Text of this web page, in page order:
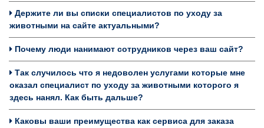
Держите ли вы списки специалистов по уходу за
животными на сайте актуальными?
Почему люди нанимают сотрудников через ваш сайт?
Так случилось что я недоволен услугами которые мне
оказал специалист по уходу за животными которого я
здесь нанял. Как быть дальше?
Каковы ваши преимущества как сервиса для заказа